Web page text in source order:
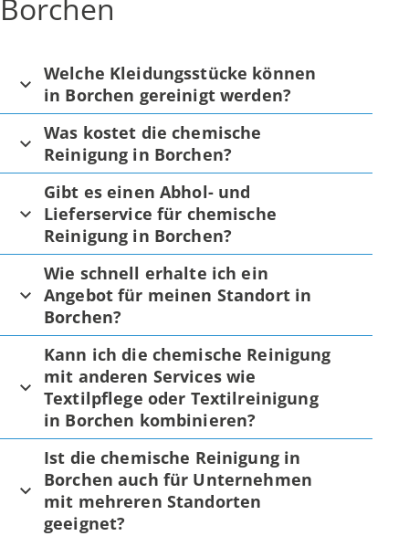
Borchen
Welche Kleidungsstücke können
in Borchen gereinigt werden?
Was kostet die chemische
Reinigung in Borchen?
Gibt es einen Abhol- und
Lieferservice für chemische
Reinigung in Borchen?
Wie schnell erhalte ich ein
Angebot für meinen Standort in
Borchen?
Kann ich die chemische Reinigung
mit anderen Services wie
Textilpflege oder Textilreinigung
in Borchen kombinieren?
Ist die chemische Reinigung in
Borchen auch für Unternehmen
mit mehreren Standorten
geeignet?